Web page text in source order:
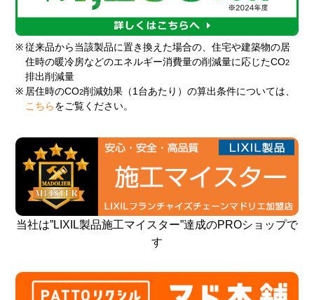
※ 従来品から当該製品に置き換えた場合の、住宅や建築物の居
住時の暖冷房などのエネルギー消費量の削減量に応じたCO2
排出削減量
※ 居住時のCO2削減効果（1台あたり）の算出条件については、
こちら をご覧ください。
当社は”LIXIL製品施工マイスター”達成のPROショップで
す